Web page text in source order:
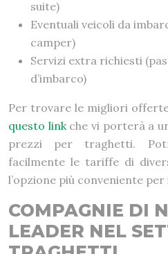
suite)
Eventuali veicoli da
camper)
Servizi extra richiesti
d’imbarco)
Per trovare le migliori
questo link che vi porterà a
prezzi per traghetti.
facilmente le tariffe di
l’opzione più conveniente
COMPAGNIE DI
LEADER NEL